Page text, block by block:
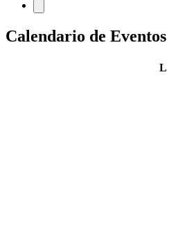
Calendario de Eventos
Llunes